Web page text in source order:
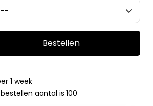
Bestellen
1 week
aantal is 100